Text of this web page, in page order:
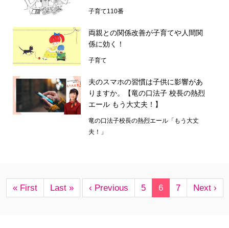
子育て110番
両親との関係改善が子育てや人間関
係に効く！
子育て
夫のスマホの習慣は子供に影響があ
りますか。【竜の口法子 校長の熱烈
エール もう大丈夫！】
竜の口法子校長の熱烈エール「もう大丈
夫！」
« First Last » ‹ Previous 5 6 7 Next ›